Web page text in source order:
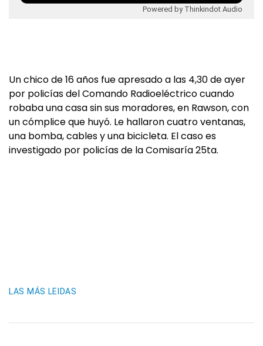
Powered by Thinkindot Audio
Un chico de 16 años fue apresado a las 4,30 de ayer
por policías del Comando Radioeléctrico cuando
robaba una casa sin sus moradores, en Rawson, con
un cómplice que huyó. Le hallaron cuatro ventanas,
una bomba, cables y una bicicleta. El caso es
investigado por policías de la Comisaría 25ta.
LAS MÁS LEIDAS